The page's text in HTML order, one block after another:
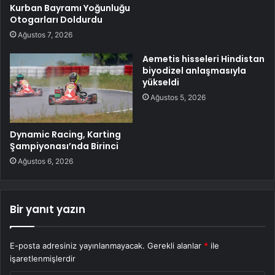
Kurban Bayramı Yoğunluğu
Otogarları Doldurdu
Ağustos 7, 2026
Dynamic Racing, Karting
Şampiyonası’nda Birinci
Ağustos 6, 2026
Aemetis hisseleri Hindistan
biyodizel anlaşmasıyla
yükseldi
Ağustos 5, 2026
Bir yanıt yazın
E-posta adresiniz yayınlanmayacak. Gerekli alanlar * ile
işaretlenmişlerdir